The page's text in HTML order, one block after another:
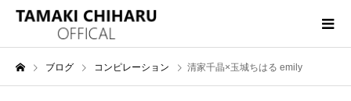
ブログ コンピレーション 清家千晶×玉城ちはる emily